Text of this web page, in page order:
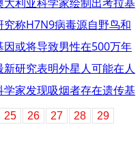
究称H7N9病毒源自野鸟和
因或将导致男性在500万年
新研究表明外星人可能在人
学家发现吸烟者存在遗传基
25 26 27 28
29